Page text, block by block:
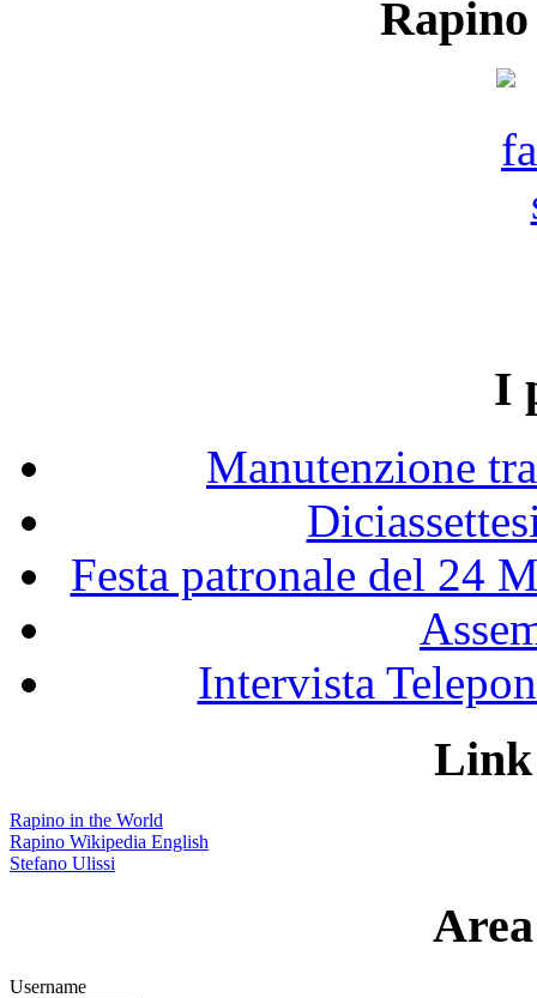
Rapino
I
Manutenzione
Festa patronale del 24
Intervista
Link
Rapino in the World
Rapino Wikipedia English
Stefano Ulissi
Username